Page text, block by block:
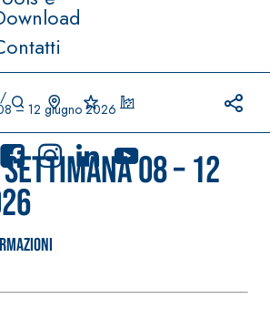
– 12 giugno 2026
settimana 08 – 12
piano
PITTURE